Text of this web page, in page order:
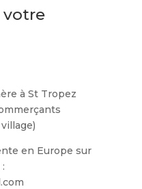
votre
à St Tropez
en Europe sur